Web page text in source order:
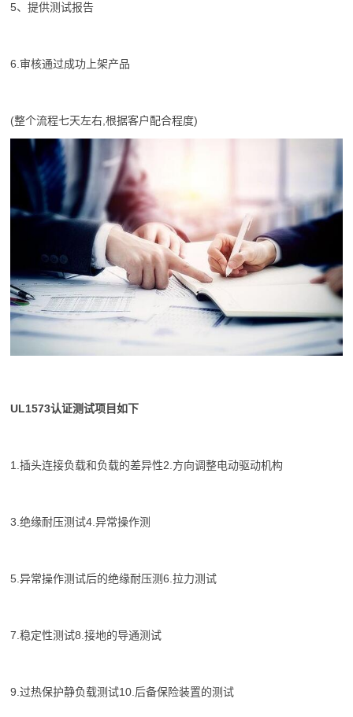
5、提供测试报告
6.审核通过成功上架产品
(整个流程七天左右,根据客户配合程度)
UL1573认证测试项目如下
1.插头连接负载和负载的差异性2.方向调整电动驱动机构
3.绝缘耐压测试4.异常操作测
5.异常操作测试后的绝缘耐压测6.拉力测试
7.稳定性测试8.接地的导通测试
9.过热保护静负载测试10.后备保险装置的测试